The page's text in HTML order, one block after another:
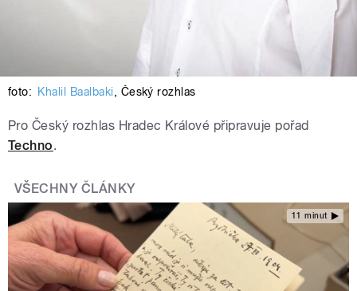
foto: Khalil Baalbaki, Český rozhlas
Pro Český rozhlas Hradec Králové připravuje pořad
Techno.
VŠECHNY ČLÁNKY
11 minut